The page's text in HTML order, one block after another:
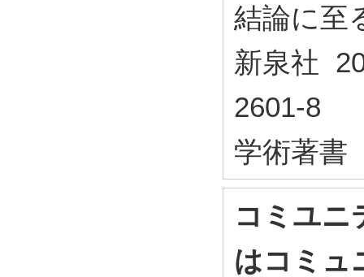
結論に至
新泉社
2601-8
学術著書
コミユ
はコミュ